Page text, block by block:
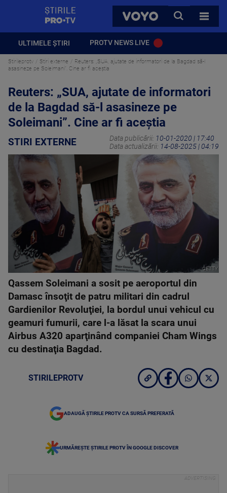
VOYO
CAUTA
TOATE
ULTIMELE ȘTIRI PROTV NEWS LIVE
Stirileprotv Stiri externe
Reuters: „SUA, ajutate de informatori de la Bagdad să-l
asasineze pe Soleimani”. Cine ar fi aceștia
Reuters: „SUA, ajutate de informatori
de la Bagdad să-l asasineze pe
Soleimani”. Cine ar fi aceștia
STIRI EXTERNE Data publicării: 10-01-2020 | 17:40
Data actualizării: 14-08-2025 | 04:19
GETTY
Qassem Soleimani a sosit pe aeroportul din
Damasc însoţit de patru militari din cadrul
Gardienilor Revoluţiei, la bordul unui vehicul cu
geamuri fumurii, care l-a lăsat la scara unui
Airbus A320 aparţinând companiei Cham Wings
cu destinaţia Bagdad.
STIRILEPROTV
ADAUGĂ ȘTIRILE PROTV CA SURSĂ PREFERATĂ
URMĂREȘTE ȘTIRILE PROTV ÎN GOOGLE DISCOVER